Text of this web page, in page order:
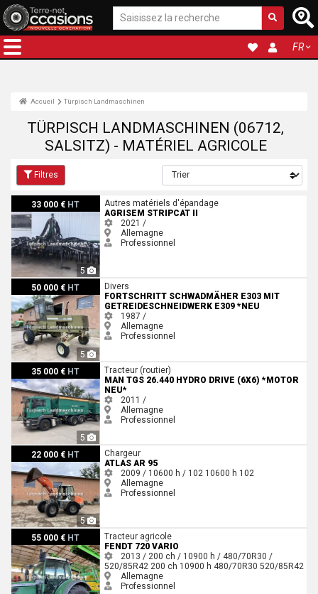
FR
Accueil Türpisch Landmaschinen
TÜRPISCH LANDMASCHINEN (06712,
SALSITZ) - MATÉRIEL AGRICOLE
Filtres
33 000 € HT
5
Agrisem Stripcat II
Autres matériels d'épandage
AGRISEM STRIPCAT II
2021 /
Allemagne
Professionnel
50 000 € HT
5
Fortschritt Schwadmäher E303 mit Getreideschneidwerk E309 *Neu
Divers
FORTSCHRITT SCHWADMÄHER E303 MIT
GETREIDESCHNEIDWERK E309 *NEU
1987 /
Allemagne
Professionnel
35 000 € HT
5
Man TGS 26.440 Hydro Drive (6x6) *Motor neu*
Tracteur (routier)
MAN TGS 26.440 HYDRO DRIVE (6X6) *MOTOR
NEU*
2011 /
Allemagne
Professionnel
22 000 € HT
5
Atlas AR 95
Chargeur
ATLAS AR 95
2009 / 10600 h / 102 10600 h 102
Allemagne
Professionnel
55 000 € HT
Fendt 720 Vario
Tracteur agricole
FENDT 720 VARIO
2013 / 200 ch / 10900 h / 480/70R30 /
520/85R42 200 ch 10900 h 480/70R30 520/85R42
Allemagne
Professionnel